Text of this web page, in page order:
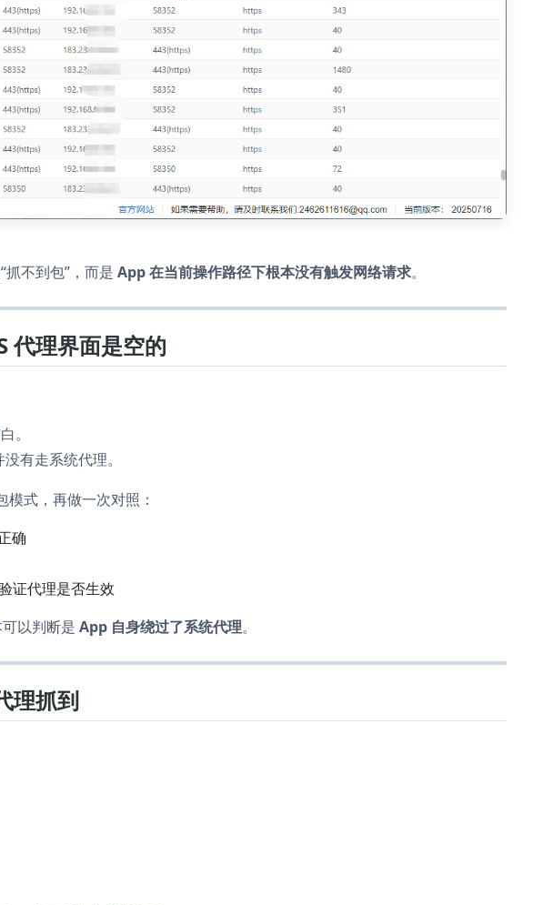
不到包”，而是 App 在当前操作路径下根本没有触发网络请求。
代理界面是空的
。
有走系统代理。
式，再做一次对照：
确
证代理是否生效
以判断是 App 自身绕过了系统代理。
理抓到